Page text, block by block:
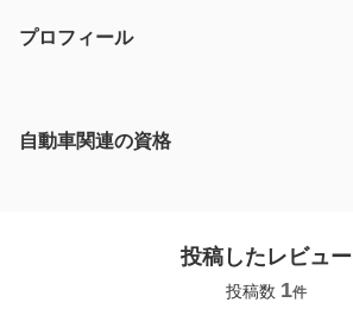
プロフィール
自動車関連の資格
投稿したレビュー
投稿数 1件